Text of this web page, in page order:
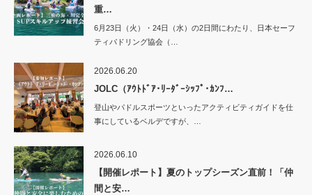
重…
6月23日（火）・24日（水）の2日間にわたり、日本セーフ
ティパドリング協会（…
2026.06.20
JOLC（ｱｳﾄﾄﾞｱ･ﾘｰﾀﾞｰｼｯﾌﾟ･ｶﾝﾌ…
登山やパドルスポーツといったアクティビティガイドを仕
事にしているベルデですが、…
2026.06.10
【開催レポート】夏のトップシーズン直前！「仲
間と安…